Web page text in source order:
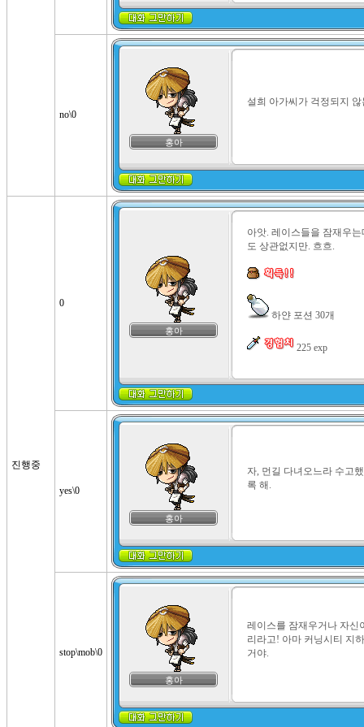
no\0
홍아
설희 아가씨가 걱정되지
진행중
0
홍아
아앗. 레이스들을 잠재우
도 상관없지만. 흐흐.
하얀 포션 30개
225 exp
yes\0
홍아
자, 먼길 다녀오느라 수고
록 해.
stop\mob\0
홍아
레이스를 잠재우거나 자신
리라고! 아마 커닝시티 지
거야.